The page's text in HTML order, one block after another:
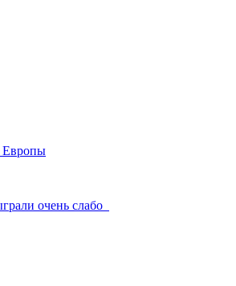
Европы
очень слабо